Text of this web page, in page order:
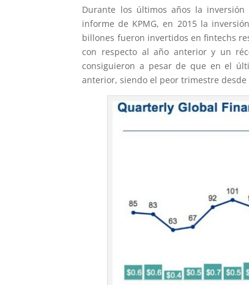
Durante los últimos años la
informe de KPMG, en 2015 la
billones fueron invertidos en fintechs
con respecto al año anterior y un
consiguieron a pesar de que en el
anterior, siendo el peor trimestre desde